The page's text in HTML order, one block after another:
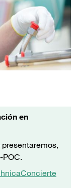
en
POC.
Concierte